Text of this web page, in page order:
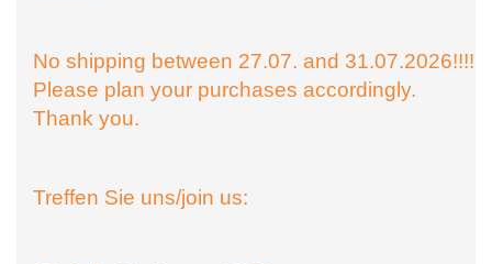
No shipping between 27.07. and 31.07.2026!!!!
Please plan your purchases accordingly.
Thank you.
Treffen Sie uns/join us: